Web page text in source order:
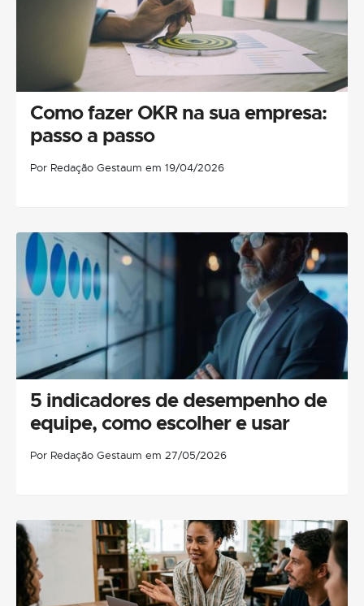
Como fazer OKR na sua empresa:
passo a passo
Por Redação Gestaum em 19/04/2026
5 indicadores de desempenho de
equipe, como escolher e usar
Por Redação Gestaum em 27/05/2026